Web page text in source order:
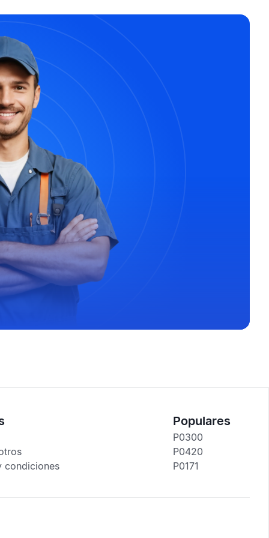
condiciones
Populares
P0300
P0420
P0171